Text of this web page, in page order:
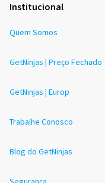
Institucional
Quem Somos
GetNinjas | Preço Fechado
GetNinjas | Europ
Trabalhe Conosco
Blog do GetNinjas